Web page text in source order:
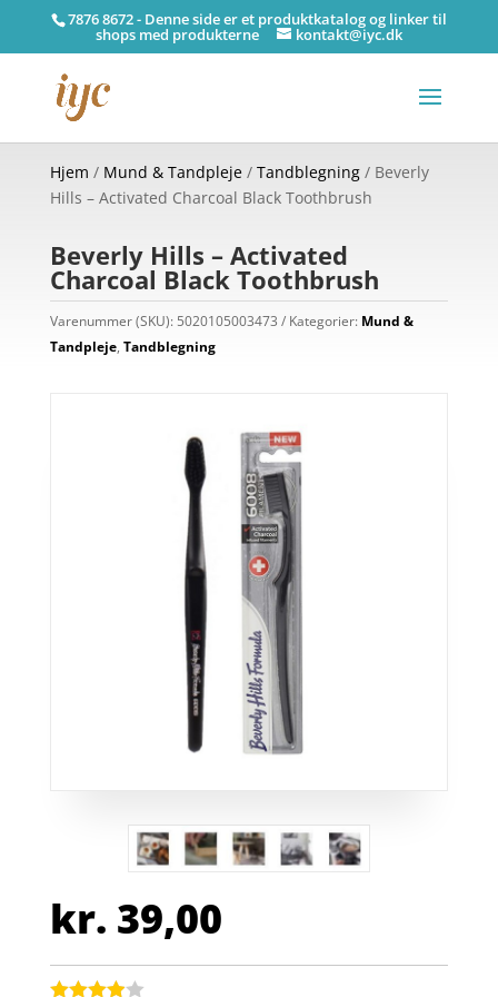
7876 8672 - Denne side er et produktkatalog og linker til
shops med produkterne kontakt@iyc.dk
Hjem / Mund & Tandpleje/ Tandblegning/ Beverly
Hills – Activated Charcoal Black Toothbrush
Beverly Hills – Activated
Charcoal Black Toothbrush
Varenummer (SKU): 5020105003473 Kategorier: Mund &
Tandpleje, Tandblegning
kr. 39,00